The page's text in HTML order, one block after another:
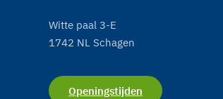
Witte paal 3-E
1742 NL Schagen
Openingstijden